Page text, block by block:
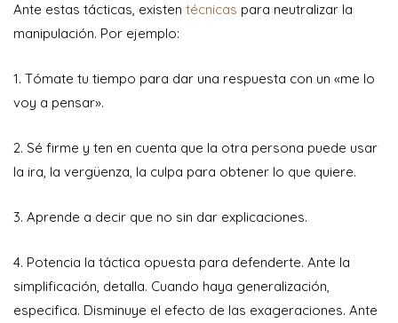
Ante estas tácticas, existen técnicas para neutralizar la
manipulación. Por ejemplo:
1. Tómate tu tiempo para dar una respuesta con un «me lo
voy a pensar».
2. Sé firme y ten en cuenta que la otra persona puede usar
la ira, la vergüenza, la culpa para obtener lo que quiere.
3. Aprende a decir que no sin dar explicaciones.
4. Potencia la táctica opuesta para defenderte. Ante la
simplificación, detalla. Cuando haya generalización,
especifica. Disminuye el efecto de las exageraciones. Ante